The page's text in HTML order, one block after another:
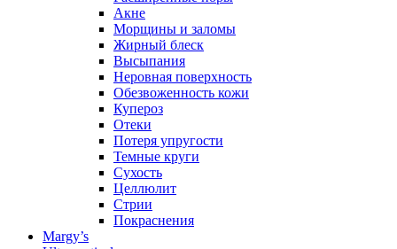
Акне
Морщины и заломы
Жирный блеск
Высыпания
Неровная поверхность
Обезвоженность кожи
Купероз
Отеки
Потеря упругости
Темные круги
Сухость
Целлюлит
Стрии
Покраснения
Margy’s